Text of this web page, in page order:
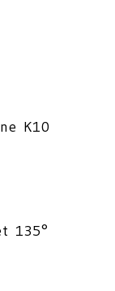
K10
135°